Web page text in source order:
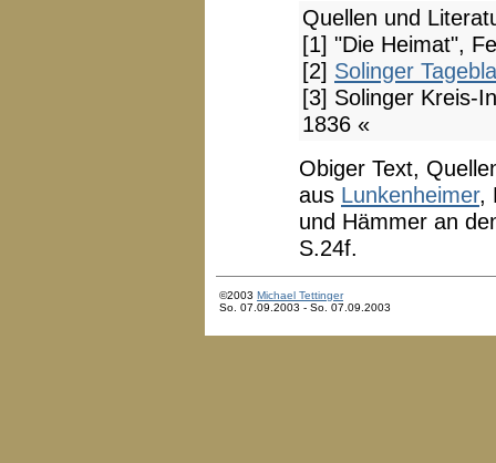
Quellen und
[1] "Die Heimat",
[2] Solinger
[3] Solinger Kreis-
1836 «
Obiger Text,
aus Lunkenheimer,
und Hämmer an
S.24f.
©2003 Michael Tettinger
So. 07.09.2003 - So. 07.09.2003